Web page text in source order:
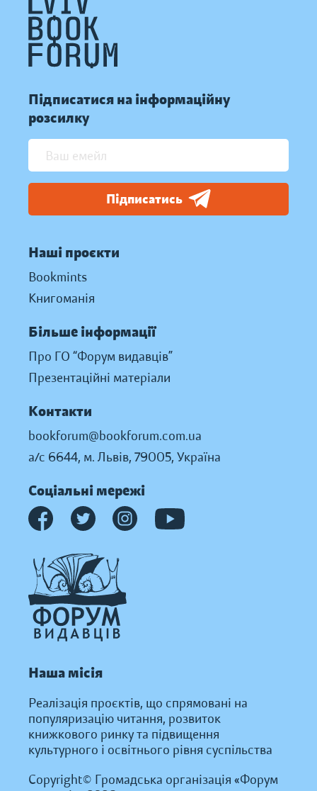
Підписатися на інформаційну
розсилку
Підписатись
Наші проєкти
Bookmints
Книгоманія
Більше інформації
Про ГО “Форум видавців”
Презентаційні матеріали
Контакти
bookforum@bookforum.com.ua
а/с 6644, м. Львів, 79005, Україна
Соціальні мережі
Наша місія
Реалізація проєктів, що спрямовані на
популяризацію читання, розвиток
книжкового ринку та підвищення
культурного і освітнього рівня суспільства
Copyright© Громадська організація «Форум